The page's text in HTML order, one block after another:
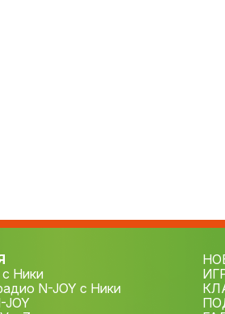
Ники
N-JOY с Ники
JOY